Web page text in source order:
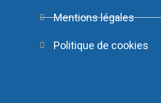
Mentions légales
Politique de cookies